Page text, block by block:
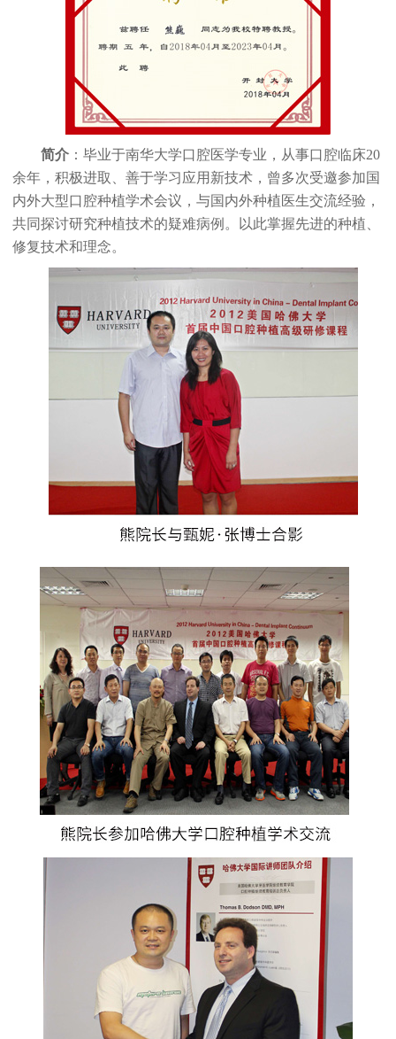
简介 ：毕业于南华大学口腔医学专业，从事口腔临床20
余年，积极进取、善于学习应用新技术，曾多次受邀参加国
内外大型口腔种植学术会议，与国内外种植医生交流经验，
共同探讨研究种植技术的疑难病例。以此掌握先进的种植、
修复技术和理念。